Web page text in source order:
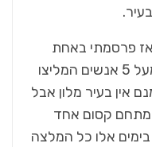
פרסמתי באחת
הקבוצות בפייסבוק של עפולה ומעל 5 אנשים המליצו
אין בעיר מלון אבל
ומתחם קסום אחד
אלו כל המלצה